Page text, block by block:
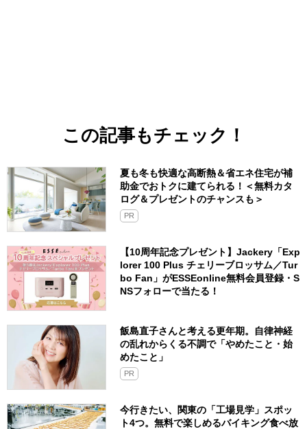
この記事もチェック！
夏も冬も快適な高断熱＆省エネ住宅が補
助金でおトクに建てられる！＜無料カタ
ログ＆プレゼントのチャンスも＞
PR
【10周年記念プレゼント】Jackery「Exp
lorer 100 Plus チェリーブロッサム／Tur
bo Fan」がESSEonline無料会員登録・S
NSフォローで当たる！
飯島直子さんと考える更年期。自律神経
の乱れからくる不調で「やめたこと・始
めたこと」
PR
今行きたい、関東の「工場見学」スポッ
ト4つ。無料で楽しめるバイキング食べ放